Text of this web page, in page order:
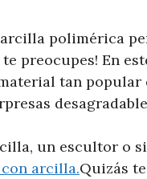
polimérica
te preocupes! En
tan popular
un escultor o
arcilla.Quizás